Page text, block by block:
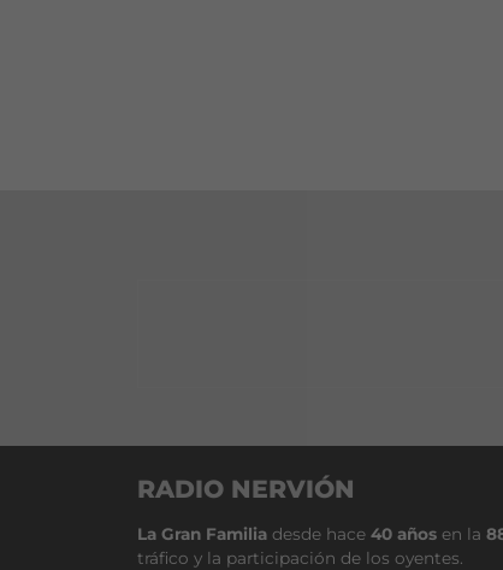
RADIO NERVIÓN
La Gran Familia desde hace 40 años en la
tráfico y la participación de los oyentes.